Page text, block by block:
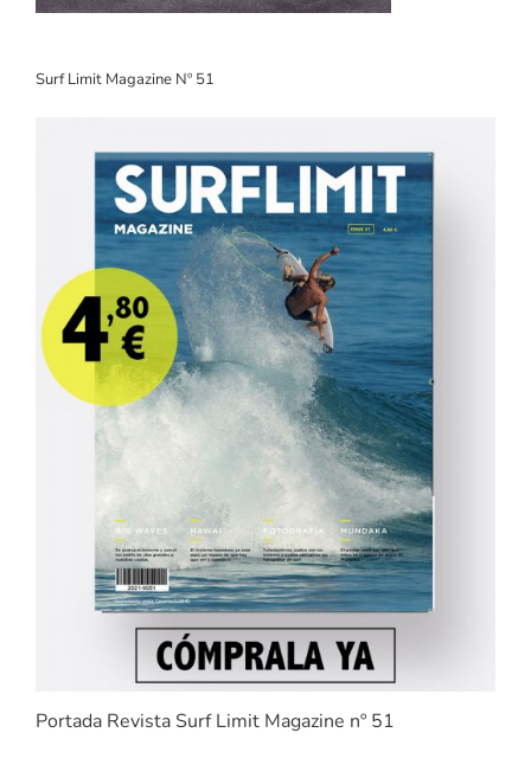
Surf Limit Magazine Nº 51
Portada Revista Surf Limit Magazine nº 51